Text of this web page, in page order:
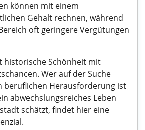
können mit einem
Gehalt rechnen, während
oft geringere Vergütungen
historische Schönheit mit
Wer auf der Suche
beruflichen Herausforderung ist
abwechslungsreiches Leben
schätzt, findet hier eine